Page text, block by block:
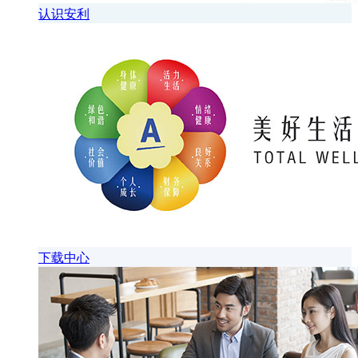
认识安利
下载中心